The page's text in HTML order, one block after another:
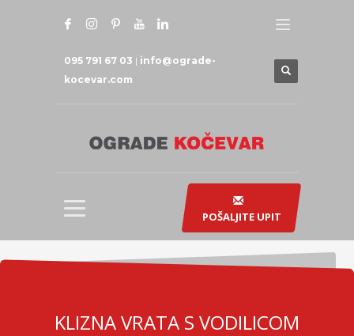
095 791 67 03 | info@ograde-
kocevar.com
POŠALJITE UPIT
KLIZNA VRATA S VODILICOM